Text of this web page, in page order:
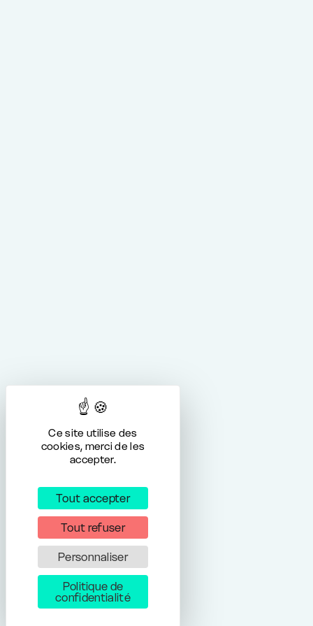
Ce site utilise des
cookies, merci de les
accepter.
Tout accepter
Tout refuser
Personnaliser
Politique de
confidentialité